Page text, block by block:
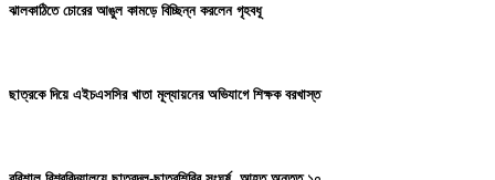
ঝালকাঠিতে চোরের আঙুল কামড়ে বিচ্ছিন্ন করলেন গৃহবধূ
ছাত্রকে দিয়ে এইচএসসির খাতা মূল্যায়নের অভিযাগে শিক্ষক বরখাস্ত